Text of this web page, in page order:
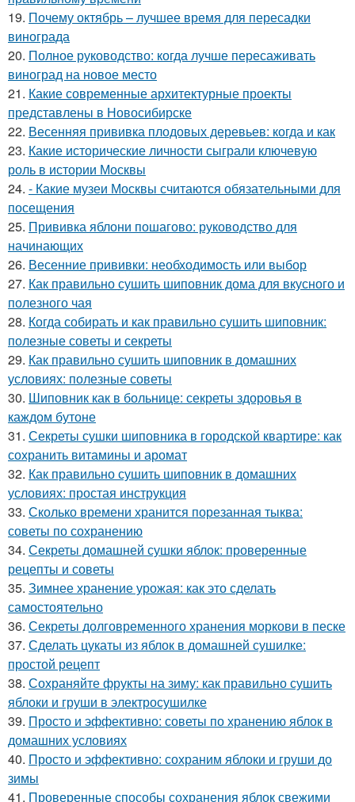
19. Почему октябрь – лучшее время для пересадки
винограда
20. Полное руководство: когда лучше пересаживать
виноград на новое место
21. Какие современные архитектурные проекты
представлены в Новосибирске
22. Весенняя прививка плодовых деревьев: когда и как
23. Какие исторические личности сыграли ключевую
роль в истории Москвы
24. - Какие музеи Москвы считаются обязательными для
посещения
25. Прививка яблони пошагово: руководство для
начинающих
26. Весенние прививки: необходимость или выбор
27. Как правильно сушить шиповник дома для вкусного и
полезного чая
28. Когда собирать и как правильно сушить шиповник:
полезные советы и секреты
29. Как правильно сушить шиповник в домашних
условиях: полезные советы
30. Шиповник как в больнице: секреты здоровья в
каждом бутоне
31. Секреты сушки шиповника в городской квартире: как
сохранить витамины и аромат
32. Как правильно сушить шиповник в домашних
условиях: простая инструкция
33. Сколько времени хранится порезанная тыква:
советы по сохранению
34. Секреты домашней сушки яблок: проверенные
рецепты и советы
35. Зимнее хранение урожая: как это сделать
самостоятельно
36. Секреты долговременного хранения моркови в песке
37. Сделать цукаты из яблок в домашней сушилке:
простой рецепт
38. Сохраняйте фрукты на зиму: как правильно сушить
яблоки и груши в электросушилке
39. Просто и эффективно: советы по хранению яблок в
домашних условиях
40. Просто и эффективно: сохраним яблоки и груши до
зимы
41. Проверенные способы сохранения яблок свежими